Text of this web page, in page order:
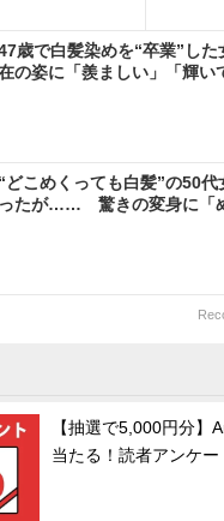
歳で白髪染めを“卒業”
の姿に「羨ましい」「輝い
“どこめくっても白髪”の50
ったが…… 驚きの変身に「
【抽選で5,000円分】
当たる！読者アンケー